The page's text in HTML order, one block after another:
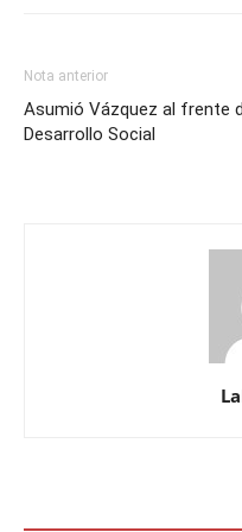
Nota anterior
Asumió Vázquez al frente
Desarrollo Social